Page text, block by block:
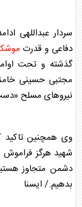
سردار عبداللهی
دفاعی و قدرت موشک
گذشته و تحت
مجتبی حسینی
نیرو‌های مسلح
وی همچنین تاکید
شهید هرگز
دشمن متجاوز
بدهیم./ ایسنا